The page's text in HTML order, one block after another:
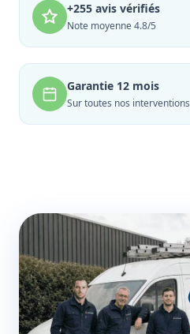
+255 avis vérifiés
Note moyenne 4.8/5
Garantie 12 mois
Sur toutes nos interventions